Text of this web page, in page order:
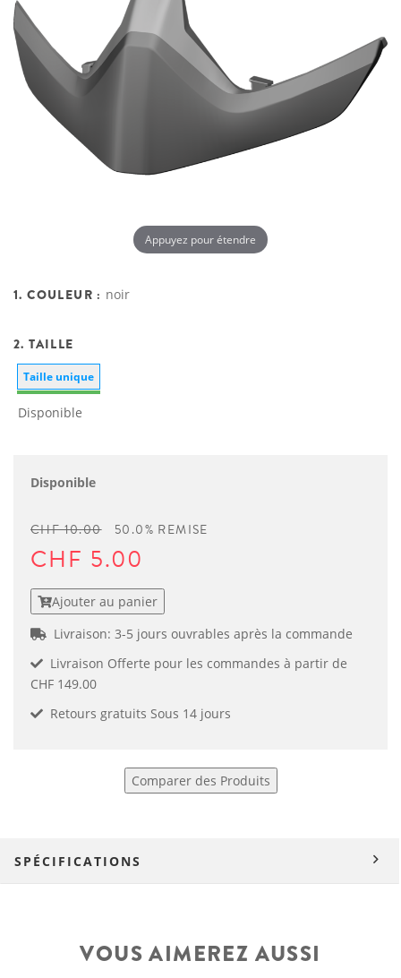
Appuyez pour étendre
1. COULEUR : noir
2. TAILLE
Taille unique
Disponible
Disponible
CHF 10.00 50.0% REMISE
CHF 5.00
Ajouter au panier
Livraison: 3-5 jours ouvrables après la commande
Livraison Offerte pour les commandes à partir de
CHF 149.00
Retours gratuits Sous 14 jours
Comparer des Produits
SPÉCIFICATIONS
VOUS AIMEREZ AUSSI